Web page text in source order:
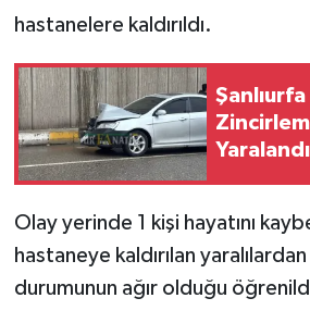
hastanelere kaldırıldı.
Yaralandı
Olay yerinde 1 kişi hayatını
hastaneye kaldırılan
durumunun ağır olduğu